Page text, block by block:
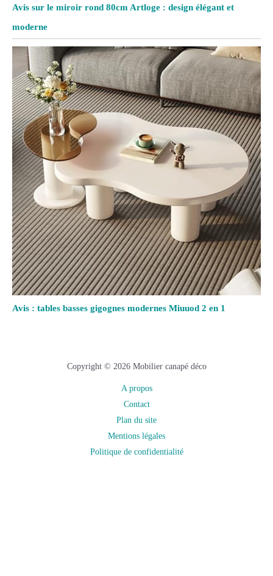
Avis sur le miroir rond 80cm Artloge : design élégant et
moderne
Avis : tables basses gigognes modernes Miuuod 2 en 1
Copyright © 2026 Mobilier canapé déco
A propos
Contact
Plan du site
Mentions légales
Politique de confidentialité